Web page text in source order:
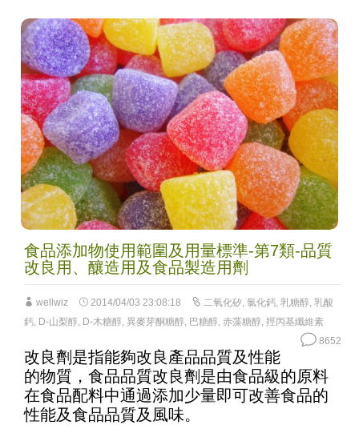
食品添加物使用範圍及用量標準-第7類-品質
改良用、釀造用及食品製造用劑
wellwiz 2014/04/03 23:08:18 二氧化矽, 氯化鈣, 乳糖醇, 乳酸
鈣, D-山梨醇, D-木糖醇, 異麥芽酮糖醇, 巴糖醇, 赤藻糖醇, 羥丙基纖維素
8652
改良劑是指能夠改良產品品質及性能
的物質，食品品質改良劑是由食品級的原料
在食品配料中通過添加少量即可改善食品的
性能及食品品質及風味。